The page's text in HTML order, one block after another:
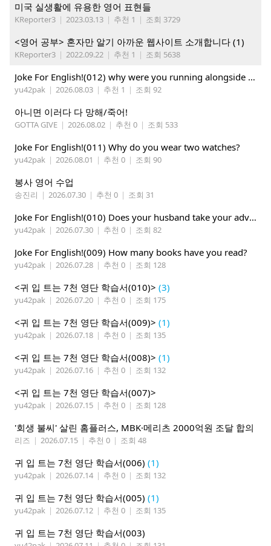
미국 실생활에 유용한 영어 표현들
KReporter3 | 2023.03.13 | 추천 1 | 조회 3729
<영어 공부> 혼자만 알기 아까운 웹사이트 소개합니다 (1)
KReporter3 | 2022.09.22 | 추천 1 | 조회 5638
Joke For English!(012) why were you running alongside your bike
yu42pak | 2026.08.03 | 추천 1 | 조회 92
아니면 이러다 다 망해/죽어!
GOTTA GIVE | 2026.08.02 | 추천 0 | 조회 533
Joke For English!(011) Why do you wear two watches?
yu42pak | 2026.08.01 | 추천 0 | 조회 90
봉사 영어 수업
송진리 | 2026.07.30 | 추천 0 | 조회 31
Joke For English!(010) Does your husband take your advice ?
yu42pak | 2026.07.30 | 추천 0 | 조회 82
Joke For English!(009) How many books have you read?
yu42pak | 2026.07.28 | 추천 0 | 조회 128
<귀 입 트는 7천 영단 학습서(010)> (3)
yu42pak | 2026.07.20 | 추천 0 | 조회 175
<귀 입 트는 7천 영단 학습서(009)> (1)
yu42pak | 2026.07.18 | 추천 0 | 조회 135
<귀 입 트는 7천 영단 학습서(008)> (1)
yu42pak | 2026.07.16 | 추천 0 | 조회 132
<귀 입 트는 7천 영단 학습서(007)>
yu42pak | 2026.07.15 | 추천 0 | 조회 128
'회생 불씨' 살린 홈플러스, MBK·메리츠 2000억원 조달 합의
리즈 | 2026.07.15 | 추천 0 | 조회 48
귀 입 트는 7천 영단 학습서(006) (1)
yu42pak | 2026.07.14 | 추천 0 | 조회 132
귀 입 트는 7천 영단 학습서(005) (1)
yu42pak | 2026.07.12 | 추천 0 | 조회 135
귀 입 트는 7천 영단 학습서(003)